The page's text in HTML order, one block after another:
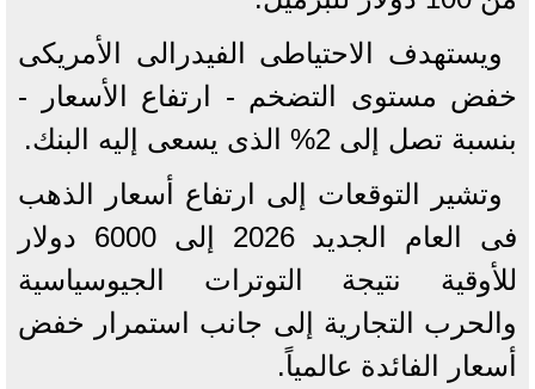
ويستهدف الاحتياطى الفيدرالى الأمريكى
خفض مستوى التضخم - ارتفاع الأسعار -
بنسبة تصل إلى 2% الذى يسعى إليه البنك.
وتشير التوقعات إلى ارتفاع أسعار الذهب
فى العام الجديد 2026 إلى 6000 دولار
للأوقية نتيجة التوترات الجيوسياسية
والحرب التجارية إلى جانب استمرار خفض
أسعار الفائدة عالمياً.